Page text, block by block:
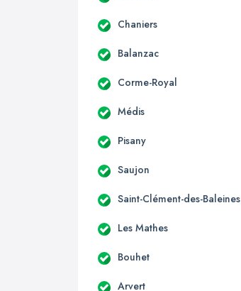
Chaniers
Balanzac
Corme-Royal
Médis
Pisany
Saujon
Saint-Clément-des-Baleines
Les Mathes
Bouhet
Arvert